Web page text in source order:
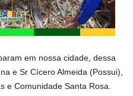
em nossa cidade, dessa
e Sr Cícero Almeida (Possui),
e Comunidade Santa Rosa.